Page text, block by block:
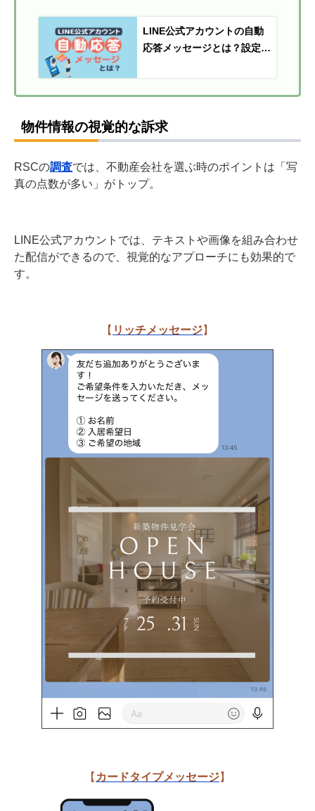
LINE公式アカウントの自動
応答メッセージとは？設定方
物件情報の視覚的な訴求
RSCの調査では、不動産会社を選ぶ時のポイントは「写
真の点数が多い」がトップ。
LINE公式アカウントでは、テキストや画像を組み合わせ
た配信ができるので、視覚的なアプローチにも効果的で
す。
【 リッチメッセージ】
【 カードタイプメッセージ】